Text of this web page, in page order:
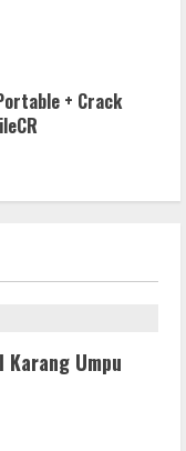
+ Crack
Dual Audio Torr𝐞nt
Karang Umpu